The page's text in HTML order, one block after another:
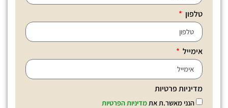
טלפון
אימייל
מדיניות פרטיות
הנני מאשר.ת את מדיניות הפרטיות